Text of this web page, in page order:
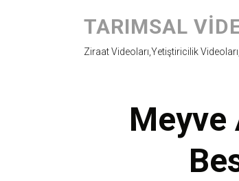
TARIMSAL
Ziraat Videoları,Yetiştiricilik
Meyve